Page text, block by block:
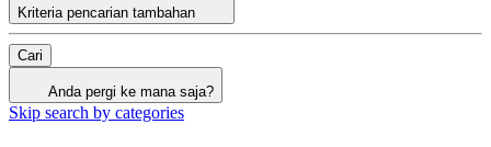
Kriteria pencarian tambahan
Cari
Anda pergi ke mana saja?
Skip search by categories